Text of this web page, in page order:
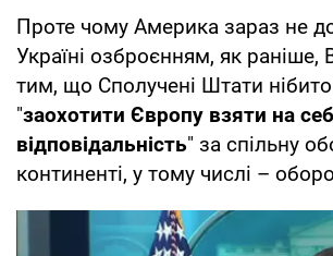
Проте чому Америка зараз не
Україні озброєнням, як раніше,
тим, що Сполучені Штати нібито
"заохотити Європу взяти на
відповідальність" за спільну
континенті, у тому числі –